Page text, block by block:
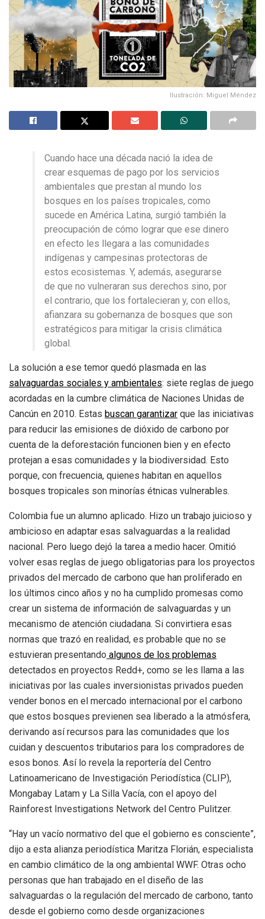
Ilustración: Miguel Méndez
Cuando hace una década nació la idea de
crear esquemas de pago por los servicios
ambientales que prestan al mundo los
bosques en los países tropicales, como
sucede en América Latina, surgió también la
preocupación de cómo lograr que ese dinero
en efecto les llegara a las comunidades
indígenas y campesinas protectoras de
estos ecosistemas. Y, además, asegurarse
de que no vulneraran sus derechos sino, por
el contrario, que los fortalecieran y, con ellos,
afianzara su gobernanza de bosques que son
estratégicos para mitigar la crisis climática
global.
La solución a ese temor quedó plasmada en las
salvaguardas sociales y ambientales: siete reglas de juego
acordadas en la cumbre climática de Naciones Unidas de
Cancún en 2010. Estas buscan garantizar que las iniciativas
para reducir las emisiones de dióxido de carbono por
cuenta de la deforestación funcionen bien y en efecto
protejan a esas comunidades y la biodiversidad. Esto
porque, con frecuencia, quienes habitan en aquellos
bosques tropicales son minorías étnicas vulnerables.
Colombia fue un alumno aplicado. Hizo un trabajo juicioso y
ambicioso en adaptar esas salvaguardas a la realidad
nacional. Pero luego dejó la tarea a medio hacer. Omitió
volver esas reglas de juego obligatorias para los proyectos
privados del mercado de carbono que han proliferado en
los últimos cinco años y no ha cumplido promesas como
crear un sistema de información de salvaguardas y un
mecanismo de atención ciudadana. Si convirtiera esas
normas que trazó en realidad, es probable que no se
estuvieran presentando algunos de los problemas
detectados en proyectos Redd+, como se les llama a las
iniciativas por las cuales inversionistas privados pueden
vender bonos en el mercado internacional por el carbono
que estos bosques previenen sea liberado a la atmósfera,
derivando así recursos para las comunidades que los
cuidan y descuentos tributarios para los compradores de
esos bonos. Así lo revela la reportería del Centro
Latinoamericano de Investigación Periodística (CLIP),
Mongabay Latam y La Silla Vacía, con el apoyo del
Rainforest Investigations Network del Centro Pulitzer.
“Hay un vacío normativo del que el gobierno es consciente”,
dijo a esta alianza periodística Maritza Florián, especialista
en cambio climático de la ong ambiental WWF. Otras ocho
personas que han trabajado en el diseño de las
salvaguardas o la regulación del mercado de carbono, tanto
desde el gobierno como desde organizaciones